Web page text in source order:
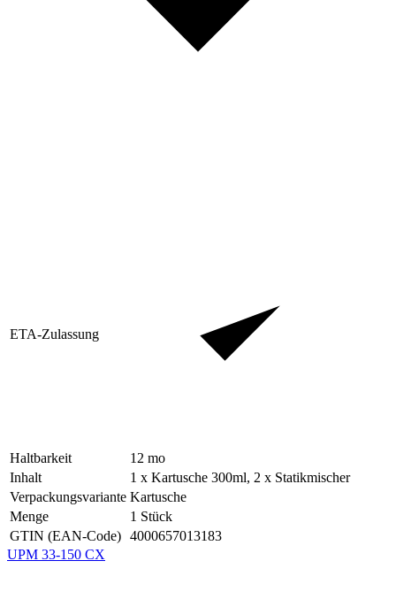
ETA-Zulassung
Haltbarkeit 12 mo
Inhalt
1 x Kartusche 300ml, 2 x Statikmischer
Verpackungsvariante Kartusche
Menge
1 Stück
GTIN (EAN-Code) 4000657013183
UPM 33-150 CX